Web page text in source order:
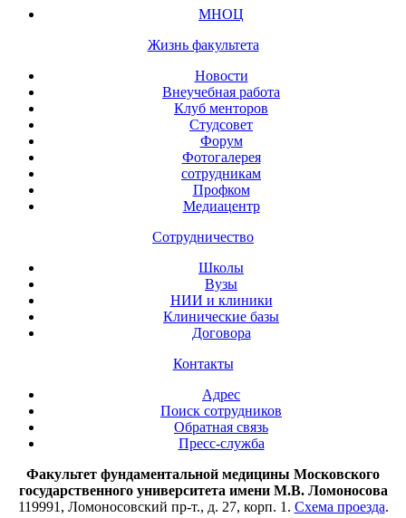
МНОЦ
Жизнь факультета
Новости
Внеучебная работа
Клуб менторов
Студсовет
Форум
Фотогалерея
сотрудникам
Профком
Медиацентр
Сотрудничество
Школы
Вузы
НИИ и клиники
Клинические базы
Договора
Контакты
Адрес
Поиск сотрудников
Обратная связь
Пресс-служба
Факультет фундаментальной медицины Московского
государственного университета имени М.В. Ломоносова
119991, Ломоносовский пр-т., д. 27, корп. 1. Схема проезда.